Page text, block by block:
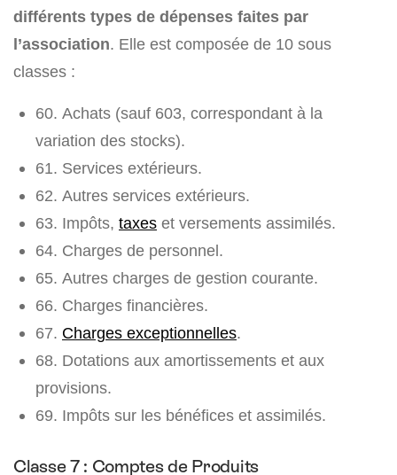
différents types de dépenses faites par
l’association. Elle est composée de 10 sous
classes :
60. Achats (sauf 603, correspondant à la
variation des stocks).
61. Services extérieurs.
62. Autres services extérieurs.
63. Impôts, taxes et versements assimilés.
64. Charges de personnel.
65. Autres charges de gestion courante.
66. Charges financières.
67. Charges exceptionnelles.
68. Dotations aux amortissements et aux
provisions.
69. Impôts sur les bénéfices et assimilés.
Classe 7 : Comptes de Produits